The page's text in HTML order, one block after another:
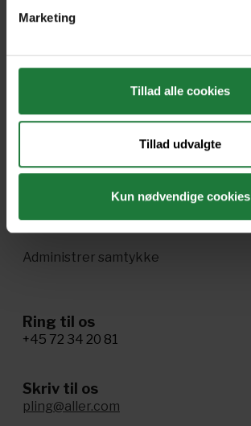
Marketing
Tillad alle cookies
Tillad udvalgte
Kun nødvendige cookies
Handelsbetingelser
Cookie- og privatlivspolitik
Tillgænglighed
Administrer samtykke
Ring til os
+45 72 34 20 81
Skriv til os
pling@aller.com